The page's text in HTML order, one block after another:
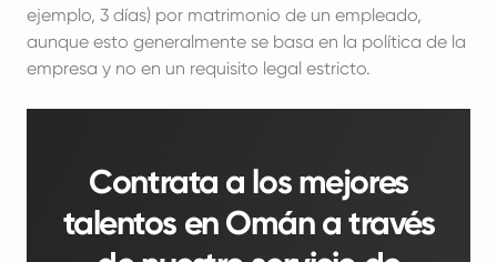
ejemplo, 3 días) por matrimonio de un empleado,
aunque esto generalmente se basa en la política de la
empresa y no en un requisito legal estricto.
Contrata a los mejores
talentos en Omán a través